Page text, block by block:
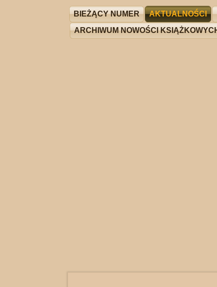
BIEŻĄCY NUMER AKTUALNOŚCI
ARCHIWUM NOWOŚCI